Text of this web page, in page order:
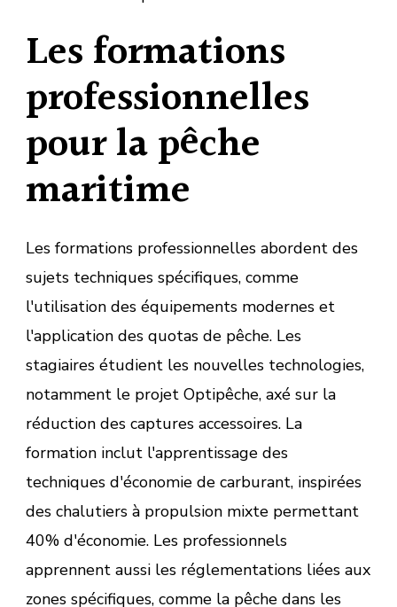
Les formations
professionnelles
pour la pêche
maritime
Les formations professionnelles abordent des
sujets techniques spécifiques, comme
l'utilisation des équipements modernes et
l'application des quotas de pêche. Les
stagiaires étudient les nouvelles technologies,
notamment le projet Optipêche, axé sur la
réduction des captures accessoires. La
formation inclut l'apprentissage des
techniques d'économie de carburant, inspirées
des chalutiers à propulsion mixte permettant
40% d'économie. Les professionnels
apprennent aussi les réglementations liées aux
zones spécifiques, comme la pêche dans les